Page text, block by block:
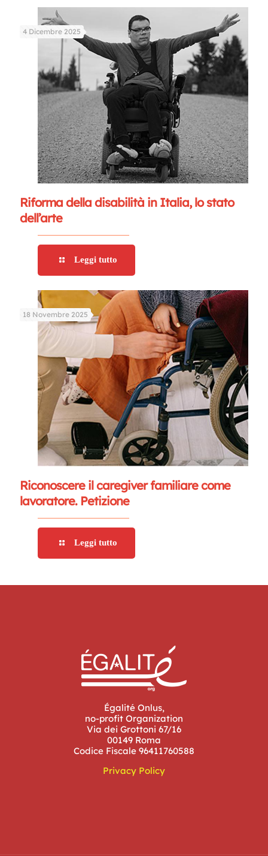
4 Dicembre 2025
Riforma della disabilità in Italia, lo stato
dell’arte
Leggi tutto
18 Novembre 2025
Riconoscere il caregiver familiare come
lavoratore. Petizione
Leggi tutto
Égalité Onlus,
no-profit Organization
Via dei Grottoni 67/16
00149 Roma
Codice Fiscale 96411760588
Privacy Policy